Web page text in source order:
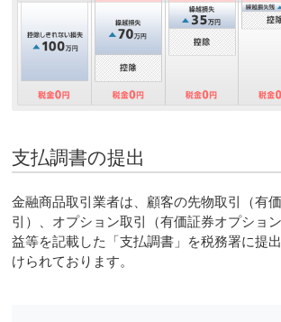
支払調書の提出
金融商品取引業者は、顧客の先物取引（有
引）、オプション取引（有価証券オプショ
益等を記載した「支払調書」を税務署に提
けられております。